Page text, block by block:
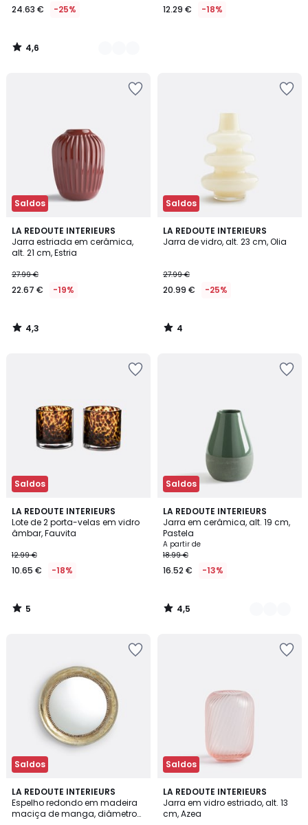
24.63 € -25%
4,6
/
12.29 € -18%
Saldos
LA REDOUTE INTERIEURS
Jarra estriada em cerâmica,
alt. 21 cm, Estria
27.99 €
22.67 € -19%
4,3
/ 5
4,3
/
Saldos
LA REDOUTE INTERIEURS
Jarra de vidro, alt. 23 cm, Olia
27.99 €
20.99 € -25%
4
/
4
/
Saldos
LA REDOUTE INTERIEURS
Lote de 2 porta-velas em vidro
âmbar, Fauvita
12.99 €
10.65 € -18%
5
/
5
5
/
Saldos
LA REDOUTE INTERIEURS
Jarra em cerâmica, alt. 19 cm,
Pastela
A partir de
18.99 €
16.52 € -13%
4,5
/ 5
3
Cores
4,5
/
Saldos
LA REDOUTE INTERIEURS
Espelho redondo em madeira
maciça de manga, diâmetro
4,6
/ 5
Saldos
LA REDOUTE INTERIEURS
Jarra em vidro estriado, alt. 13
cm, Azea
5
/
5
2
Cores